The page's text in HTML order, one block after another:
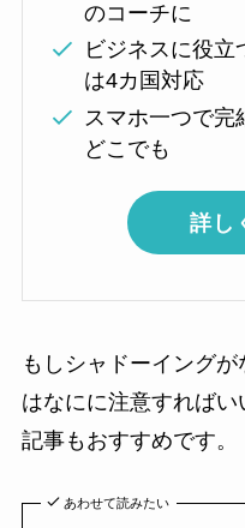
のコーチに
ビジネスに役立
は4カ国対応
スマホ一つで完
どこでも
詳し
もしシャドーイング
はなにに注意すれば
記事もおすすめです。
あわせて読みたい